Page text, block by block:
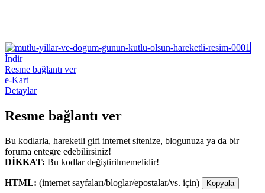
İndir
Resme bağlantı ver
e-Kart
Detaylar
Resme bağlantı ver
Bu kodlarla, hareketli gifi internet sitenize, blogunuza ya da bir
foruma entegre edebilirsiniz!
DİKKAT: Bu kodlar değiştirilmemelidir!
HTML: (internet sayfaları/bloglar/epostalar/vs. için) Kopyala